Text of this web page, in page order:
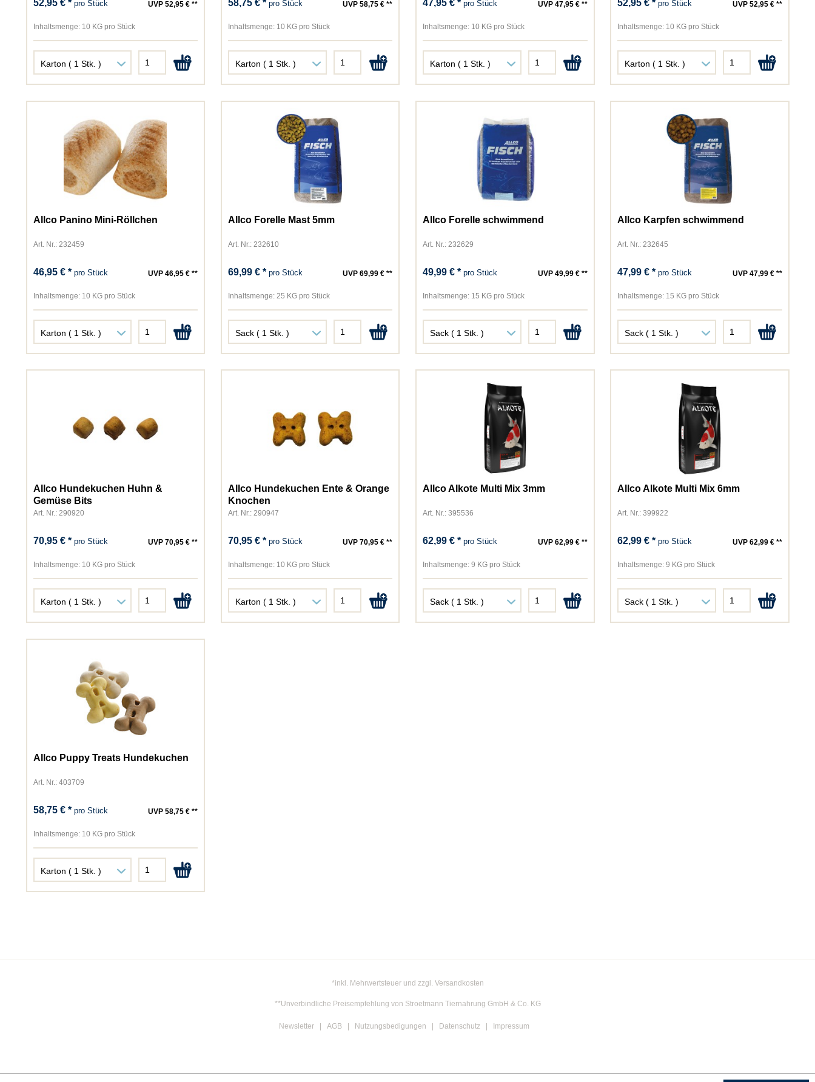
Pedigree
Perfect Fit
Perfecto Cat
Pet's Dream
Pond-Star
Primox
Purbello
Purina
Rili
Rinti
Schesir
TopCat
Versele-Laga
Vollmers
Whiskas
WOW CAT
52,95 € * pro Stück UVP 52,95 € **
Inhaltsmenge:10 KG pro Stück
58,75 € * pro Stück UVP 58,75 € **
Inhaltsmenge:10 KG pro Stück
47,95 € *pro Stück UVP 47,95 € **
Inhaltsmenge: 10 KG pro Stück
52,95 € *pro Stück UVP 52,95 € **
Inhaltsmenge: 10 KG pro Stück
Allco Panino Mini-Röllchen
Art. Nr.: 232459
46,95 € * pro Stück UVP 46,95 € **
Inhaltsmenge:10 KG pro Stück
Allco Forelle Mast 5mm
Art. Nr.: 232610
69,99 € * pro Stück UVP 69,99 € **
Inhaltsmenge:25 KG pro Stück
Allco Forelle schwimmend
Art. Nr.: 232629
49,99 € *pro Stück UVP 49,99 € **
Inhaltsmenge: 15 KG pro Stück
Allco Karpfen schwimmend
Art. Nr.: 232645
47,99 € *pro Stück UVP 47,99 € **
Inhaltsmenge: 15 KG pro Stück
Allco Hundekuchen Huhn &
Gemüse Bits
Art. Nr.: 290920
70,95 € * pro Stück UVP 70,95 € **
Inhaltsmenge:10 KG pro Stück
Allco Hundekuchen Ente & Orange
Knochen
Art. Nr.: 290947
70,95 € * pro Stück UVP 70,95 € **
Inhaltsmenge:10 KG pro Stück
Allco Alkote Multi Mix 3mm
Art. Nr.: 395536
62,99 € *pro Stück UVP 62,99 € **
Inhaltsmenge: 9 KG pro Stück
Allco Alkote Multi Mix 6mm
Art. Nr.: 399922
62,99 € *pro Stück UVP 62,99 € **
Inhaltsmenge: 9 KG pro Stück
Allco Puppy Treats Hundekuchen
Art. Nr.: 403709
58,75 € * pro Stück UVP 58,75 € **
Inhaltsmenge:10 KG pro Stück
*inkl. Mehrwertsteuer und zzgl. Versandkosten
**Unverbindliche Preisempfehlung von Stroetmann Tiernahrung GmbH & Co. KG
Newsletter AGB Nutzungsbedigungen Datenschutz Impressum